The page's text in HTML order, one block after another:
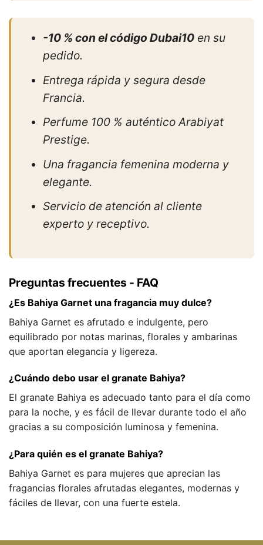
-10 % con el código Dubai10en su
pedido.
Entrega rápida y segura desde
Francia.
Perfume 100 % auténtico Arabiyat
Prestige.
Una fragancia femenina moderna y
elegante.
Servicio de atención al cliente
experto y receptivo.
Preguntas frecuentes - FAQ
¿Es Bahiya Garnet una fragancia muy dulce?
Bahiya Garnet es afrutado e indulgente, pero
equilibrado por notas marinas, florales y ambarinas
que aportan elegancia y ligereza.
¿Cuándo debo usar el granate Bahiya?
El granate Bahiya es adecuado tanto para el día como
para la noche, y es fácil de llevar durante todo el año
gracias a su composición luminosa y femenina.
¿Para quién es el granate Bahiya?
Bahiya Garnet es para mujeres que aprecian las
fragancias florales afrutadas elegantes, modernas y
fáciles de llevar, con una fuerte estela.